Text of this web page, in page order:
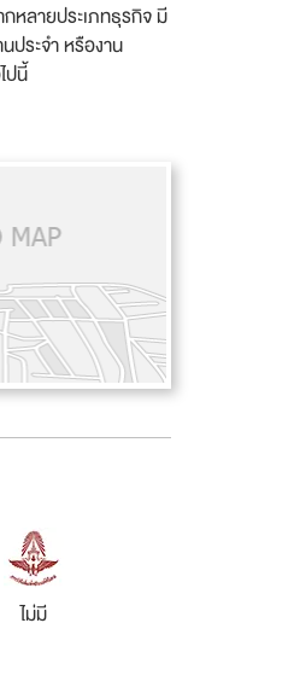
หลายประเภทธุรกิจ มี
ประจำ หรืองาน
ปนี้
ไม่มี